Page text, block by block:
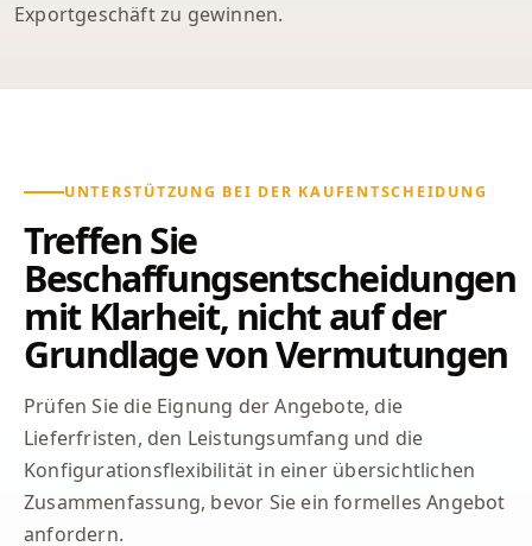
Exportgeschäft zu gewinnen.
UNTERSTÜTZUNG BEI DER KAUFENTSCHEIDUNG
Treffen Sie
Beschaffungsentscheidungen
mit Klarheit, nicht auf der
Grundlage von Vermutungen
Prüfen Sie die Eignung der Angebote, die
Lieferfristen, den Leistungsumfang und die
Konfigurationsflexibilität in einer übersichtlichen
Zusammenfassung, bevor Sie ein formelles Angebot
anfordern.